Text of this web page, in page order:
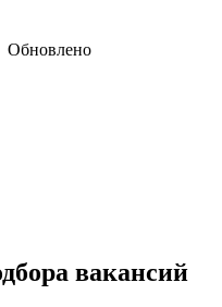
Обновлено
вакансий